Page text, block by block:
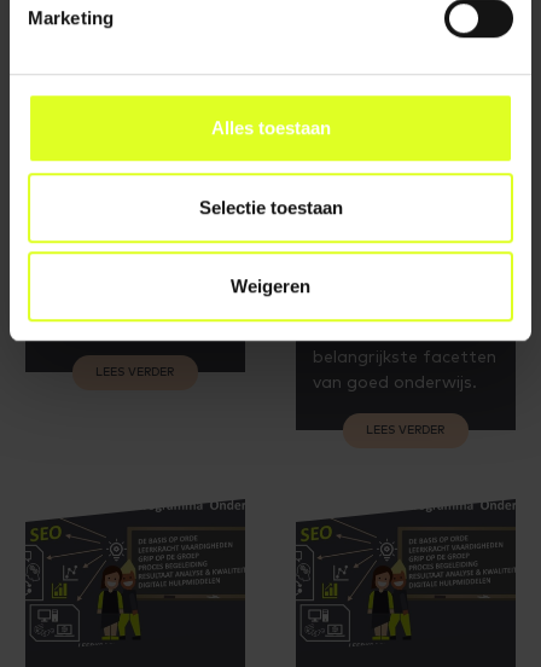
Marketing
Alles toestaan
Selectie toestaan
Weigeren
31 mei 2022
SAMENWERKING
Edux en StudyTube
ontwikkeling.
LEES VERDER
DE KRACHT VAN
- WERKEN AAN
EMOTIONEEL
belangrijkste facetten
van goed onderwijs.
LEES VERDER